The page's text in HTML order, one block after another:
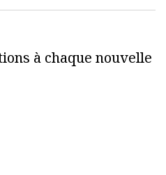
à chaque nouvelle